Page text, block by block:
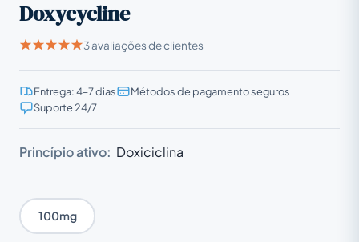
Doxycycline
3 avaliações de clientes
Entrega: 4–7 dias
Métodos de pagamento seguros
Suporte 24/7
Princípio ativo: Doxiciclina
100mg